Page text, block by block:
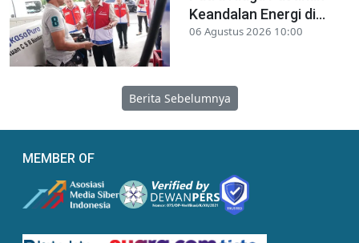
Keandalan Energi di...
06 Agustus 2026 10:00
Berita Sebelumnya
MEMBER OF